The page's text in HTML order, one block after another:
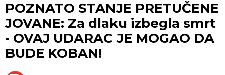
POZNATO STANJE PRETUČENE
JOVANE: Za dlaku izbegla smrt
- OVAJ UDARAC JE MOGAO DA
BUDE KOBAN!